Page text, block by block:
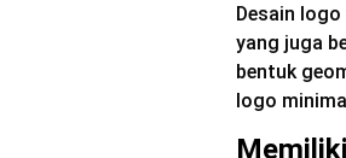
Desain
yang juga
bentuk
logo